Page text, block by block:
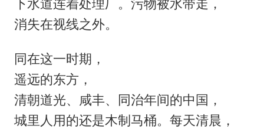
下水道连着处理厂。污物被水带走，
消失在视线之外。
同在这一时期，
遥远的东方，
清朝道光、咸丰、同治年间的中国，
城里人用的还是木制马桶。每天清晨，